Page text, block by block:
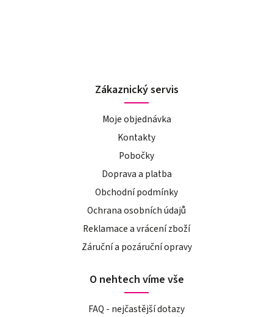
Zákaznický servis
Moje objednávka
Kontakty
Pobočky
Doprava a platba
Obchodní podmínky
Ochrana osobních údajů
Reklamace a vrácení zboží
Záruční a pozáruční opravy
O nehtech víme vše
FAQ - nejčastější dotazy